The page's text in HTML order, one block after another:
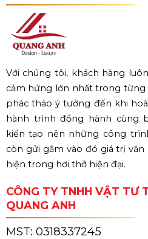
Với chúng tôi, khách hàng
cảm hứng lớn nhất trong
phác thảo ý tưởng đến khi
hành trình đồng hành cùng
kiến tạo nên những công
còn gửi gắm vào đó giá trị
hiện trong hơi thở hiện đại.
CÔNG TY TNHH VẬT TƯ
QUANG ANH
MST: 0318337245